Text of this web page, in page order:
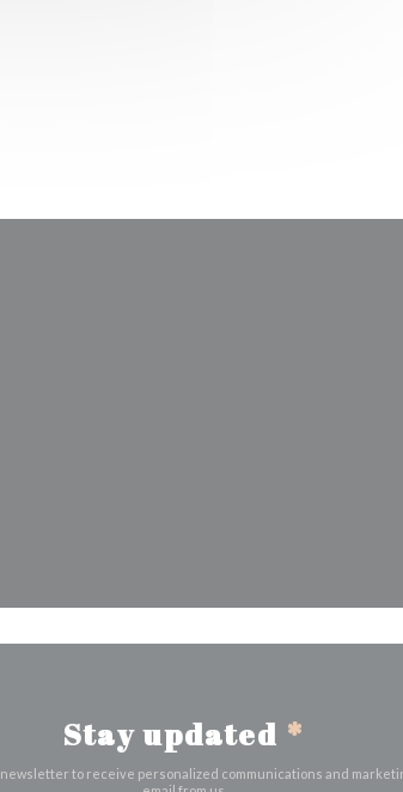
window))
a new window))
Stay updated *
to receive personalized communications and